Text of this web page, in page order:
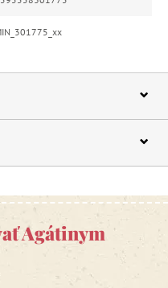
Agátinym